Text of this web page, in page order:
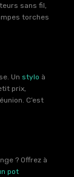
sans fil,
torches
Un stylo à
prix,
C’est
? Offrez à
pot